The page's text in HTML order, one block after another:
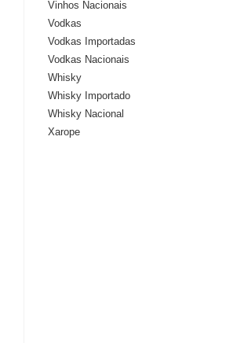
Vinhos Nacionais
Vodkas
Vodkas Importadas
Vodkas Nacionais
Whisky
Whisky Importado
Whisky Nacional
Xarope